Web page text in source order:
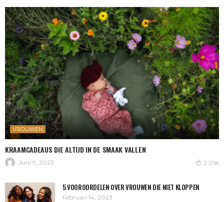
VROUWEN
KRAAMCADEAUS DIE ALTIJD IN DE SMAAK VALLEN
Juni 9, 2023 2.01K
5 VOOROORDELEN OVER VROUWEN DIE NIET KLOPPEN
Februari 14, 2023